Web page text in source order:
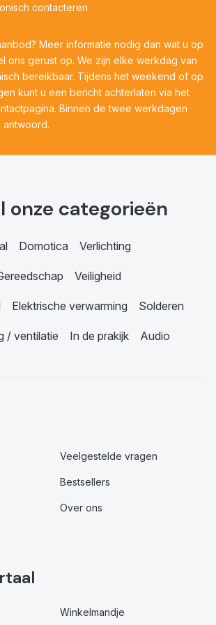
contacteren
Meer informatie nodig dan wat u op
ons gerust op. We zijn elke werkdag van
bereikbaar. Tijdens het weekend of op
kunt u een bericht achterlaten via het
Binnen de twee werkdagen
antwoord.
onze categorieën
Domotica Verlichting
Veiligheid
Elektrische verwarming Solderen
/ ventilatie In de prakijk Audio
Veelgestelde vragen
Bestsellers
Over ons
Winkelmandje